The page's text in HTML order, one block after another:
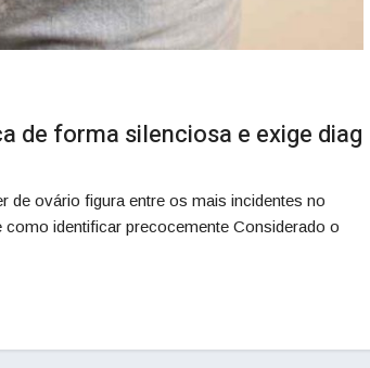
de forma silenciosa e exige diag
de ovário figura entre os mais incidentes no
identificar precocemente Considerado o